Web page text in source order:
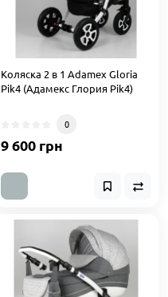
Коляска 2 в 1 Adamex Gloria
Pik4 (Адамекс Глория Pik4)
0
9 600 грн